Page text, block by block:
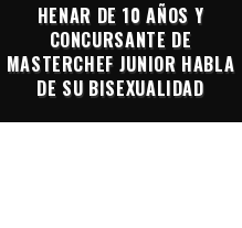
HENAR DE 10 AÑOS Y
CONCURSANTE DE
MASTERCHEF JUNIOR HABLA
DE SU BISEXUALIDAD